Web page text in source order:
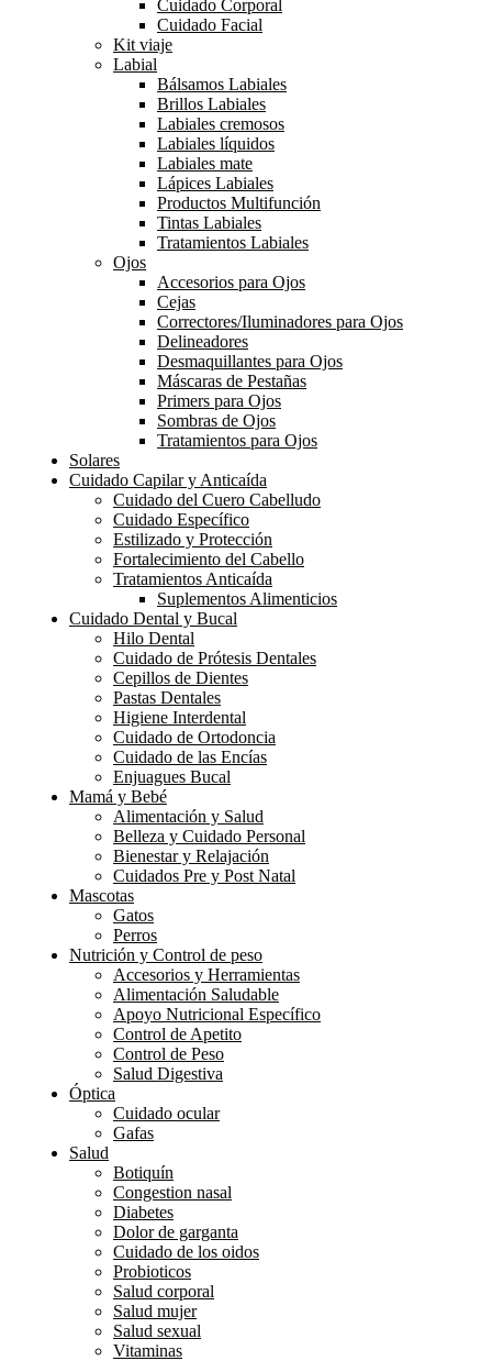
Cuidado Corporal
Cuidado Facial
Kit viaje
Labial
Bálsamos Labiales
Brillos Labiales
Labiales cremosos
Labiales líquidos
Labiales mate
Lápices Labiales
Productos Multifunción
Tintas Labiales
Tratamientos Labiales
Ojos
Accesorios para Ojos
Cejas
Correctores/Iluminadores para Ojos
Delineadores
Desmaquillantes para Ojos
Máscaras de Pestañas
Primers para Ojos
Sombras de Ojos
Tratamientos para Ojos
Solares
Cuidado Capilar y Anticaída
Cuidado del Cuero Cabelludo
Cuidado Específico
Estilizado y Protección
Fortalecimiento del Cabello
Tratamientos Anticaída
Suplementos Alimenticios
Cuidado Dental y Bucal
Hilo Dental
Cuidado de Prótesis Dentales
Cepillos de Dientes
Pastas Dentales
Higiene Interdental
Cuidado de Ortodoncia
Cuidado de las Encías
Enjuagues Bucal
Mamá y Bebé
Alimentación y Salud
Belleza y Cuidado Personal
Bienestar y Relajación
Cuidados Pre y Post Natal
Mascotas
Gatos
Perros
Nutrición y Control de peso
Accesorios y Herramientas
Alimentación Saludable
Apoyo Nutricional Específico
Control de Apetito
Control de Peso
Salud Digestiva
Óptica
Cuidado ocular
Gafas
Salud
Botiquín
Congestion nasal
Diabetes
Dolor de garganta
Cuidado de los oidos
Probioticos
Salud corporal
Salud mujer
Salud sexual
Vitaminas